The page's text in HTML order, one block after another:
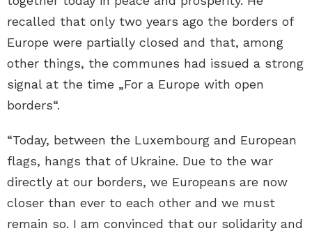
recalled that only two years ago the borders of
Europe were partially closed and that, among
other things, the communes had issued a strong
signal at the time „For a Europe with open
borders“.
“Today, between the Luxembourg and European
flags, hangs that of Ukraine. Due to the war
directly at our borders, we Europeans are now
closer than ever to each other and we must
remain so. I am convinced that our solidarity and